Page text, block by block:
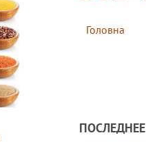
Головна
ПОСЛЕДНЕЕ